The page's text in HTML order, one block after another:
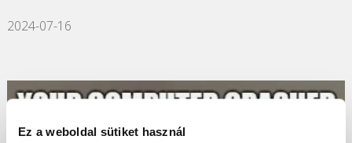
Ez a weboldal sütiket használ
2024-07-16